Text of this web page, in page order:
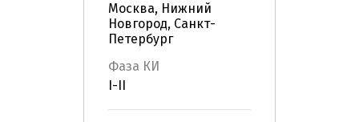
Москва, Нижний
Новгород, Санкт-
Петербург
Фаза КИ
I-II